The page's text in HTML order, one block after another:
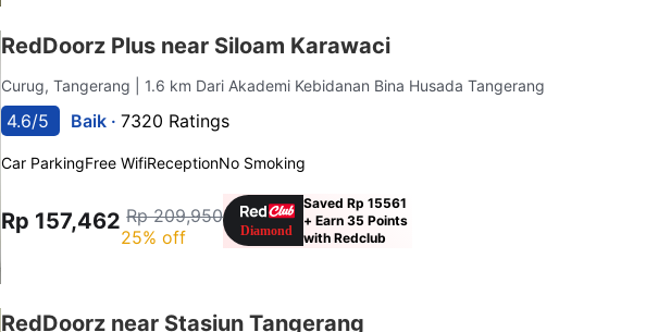
RedDoorz Plus near Siloam Karawaci
Curug, Tangerang | 1.6 km Dari Akademi Kebidanan Bina Husada Tangerang
4.6/5 Baik ·7320 Ratings
Car ParkingFree WifiReceptionNo Smoking
Rp 157,462 Rp 209,950
25% off
Saved Rp 15561
+ Earn 35 Points
with Redclub
RedDoorz near Stasiun Tangerang